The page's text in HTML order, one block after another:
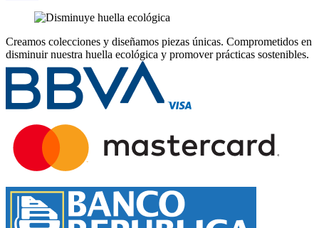
Creamos colecciones y diseñamos piezas únicas. Comprometidos en
disminuir nuestra huella ecológica y promover prácticas sostenibles.